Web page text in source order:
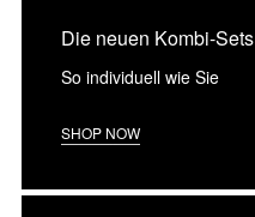
Die neuen Kombi-Sets
So individuell wie Sie
SHOP NOW